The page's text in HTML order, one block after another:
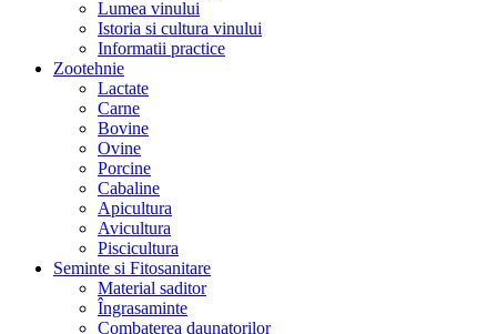
Lumea vinului
Istoria si cultura vinului
Informatii practice
Zootehnie
Lactate
Carne
Bovine
Ovine
Porcine
Cabaline
Apicultura
Avicultura
Piscicultura
Seminte si Fitosanitare
Material saditor
Îngrasaminte
Combaterea daunatorilor